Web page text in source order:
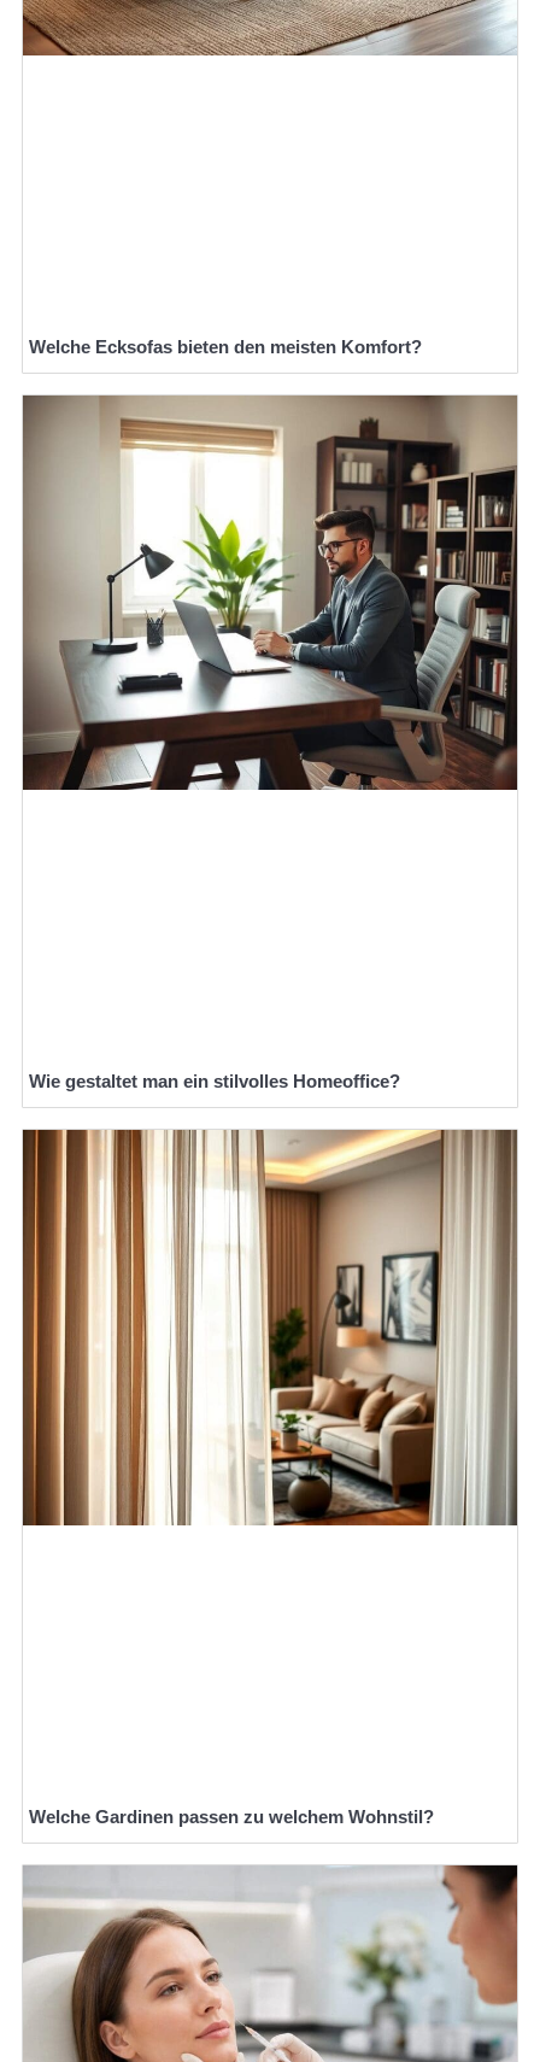
Welche Ecksofas bieten den meisten Komfort?
Wie gestaltet man ein stilvolles Homeoffice?
Welche Gardinen passen zu welchem Wohnstil?